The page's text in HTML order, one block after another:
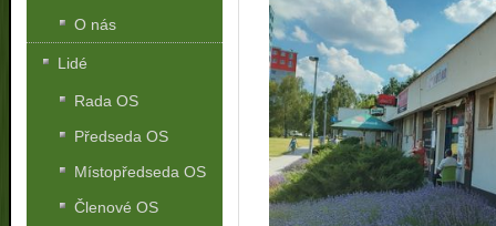
O nás
Lidé
Rada OS
Předseda OS
Místopředseda OS
Členové OS